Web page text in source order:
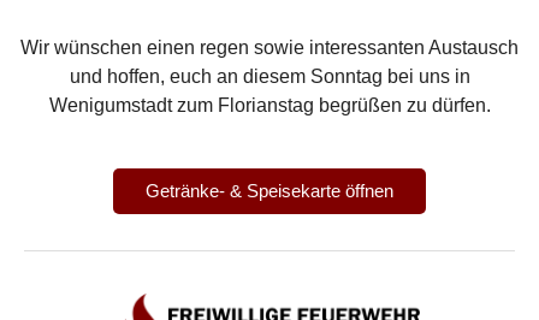
Wir wünschen einen regen sowie interessanten Austausch
und hoffen, euch an diesem Sonntag bei uns in
Wenigumstadt zum Florianstag begrüßen zu dürfen.
Getränke- & Speisekarte öffnen